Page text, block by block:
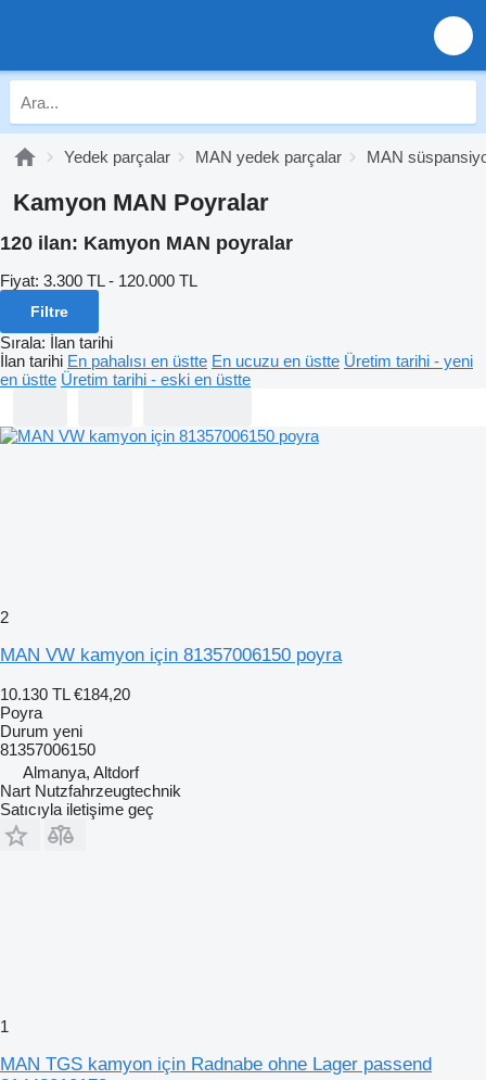
Yedek parçalar MAN yedek parçalar MAN
Kamyon MAN Poyralar
120 ilan: Kamyon MAN poyralar
Fiyat: 3.300 TL - 120.000 TL
Filtre
Sırala: İlan tarihi
İlan tarihi En pahalısı en üstte En ucuzu en üstte Üretim tarihi - yeni
en üstte Üretim tarihi - eski en üstte
2
MAN VW kamyon için 81357006150 poyra
10.130 TL €184,20
Poyra
Durum yeni
81357006150
Almanya, Altdorf
Nart Nutzfahrzeugtechnik
Satıcıyla iletişime geç
1
MAN TGS kamyon için Radnabe ohne Lager passend